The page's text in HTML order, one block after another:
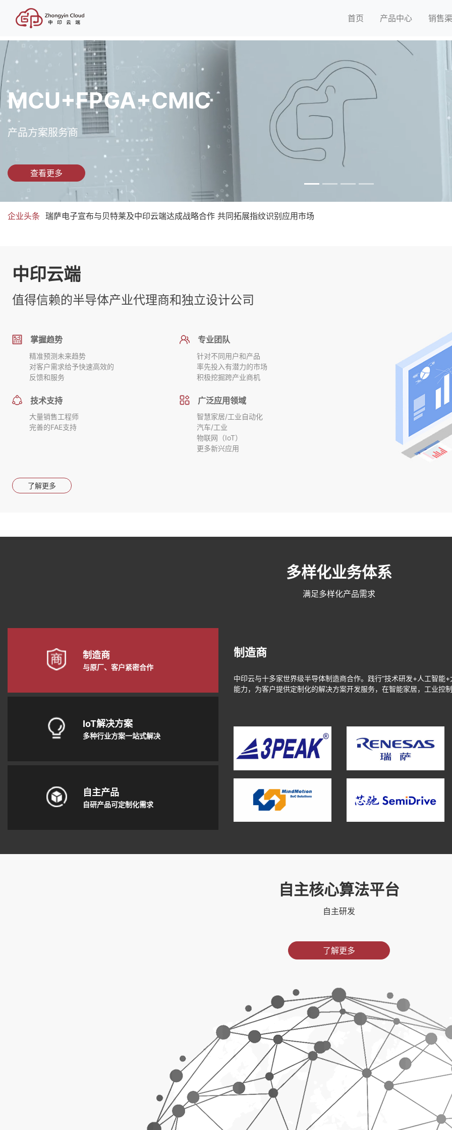
首页 产品中心 销售
瑞萨授权代理
全球战略合作伙伴
查看更多
企业头条 瑞萨电子宣布与贝特莱及中印云端达成战略合作 共同拓展指纹识别应用市场
中印云端
值得信赖的半导体产业代理商和独立设计公司
掌握趋势
精准预测未来趋势
对客户需求给予快速高效的
反馈和服务
专业团队
针对不同用户和产品
率先投入有潜力的市场
积极挖掘跨产业商机
技术支持
大量销售工程师
完善的FAE支持
广泛应用领域
智慧家居/工业自动化
汽车/工业
物联网（IoT）
更多新兴应用
了解更多
多样化业务体系
满足多样化产品需求
制造商
与原厂、客户紧密合作
IoT解决方案
多种行业方案一站式解决
自主产品
自研产品可定制化需求
制造商
中印云与十多家世界级半导体制造商合作。践行“技术研发+人工智
能力，为客户提供定制化的解决方案开发服务，在智能家居，工业控
自主核心算法平台
自主研发
了解更多